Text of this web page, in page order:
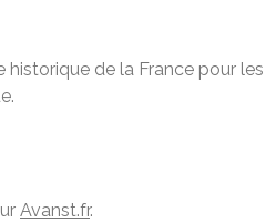
de la France pour
Avanst.fr.